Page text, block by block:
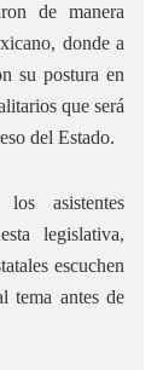
de manera
donde a
su postura en
que será
del Estado.
asistentes
legislativa,
escuchen
tema antes de